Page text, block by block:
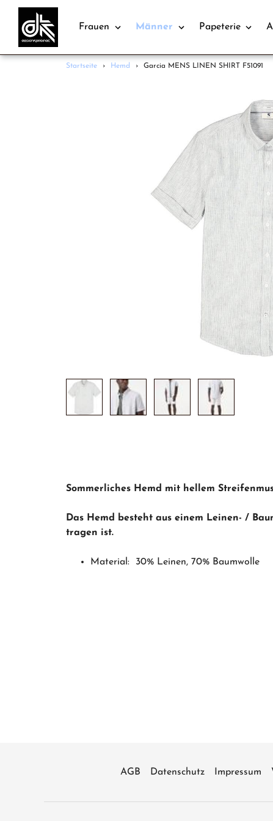
Direkt
Frauen Männer Papeterie
Startseite › Hemd › Garcia MENS LINEN SHIRT F51091
Sommerliches Hemd mit hellem
Das Hemd besteht aus einem Leinen- /
tragen ist.
Material: 30% Leinen, 70% Baumwolle
AGB Datenschutz Impressum